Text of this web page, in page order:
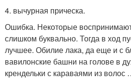
4. вычурная прическа.
Ошибка. Некоторые
слишком буквально. Тогда в ход
лучшее. Обилие лака, да еще и с
вавилонские башни на голове в
крендельки с караваями из волос